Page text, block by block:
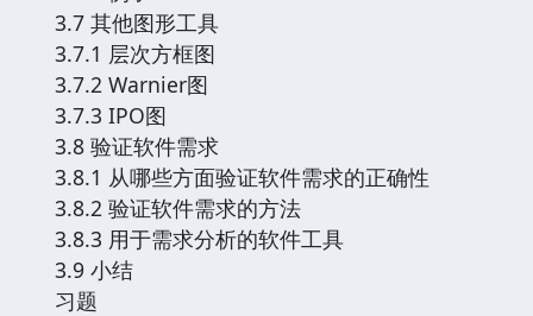
3.7 其他图形工具
3.7.1 层次方框图
3.7.2 Warnier图
3.7.3 IPO图
3.8 验证软件需求
3.8.1 从哪些方面验证软件需求的正确性
3.8.2 验证软件需求的方法
3.8.3 用于需求分析的软件工具
3.9 小结
习题